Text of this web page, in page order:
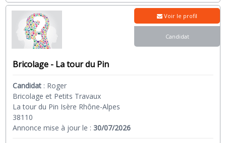
Bricolage - La tour du Pin
Candidat : Roger
Bricolage et Petits Travaux
La tour du Pin Isère Rhône-Alpes
38110
Annonce mise à jour le :30/07/2026
Voir le profil
Candidat